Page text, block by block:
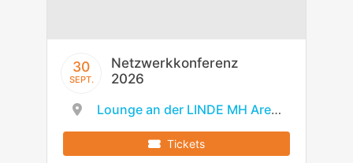
30
SEPT.
Netzwerkkonferenz
2026
Lounge an der LINDE MH Arena
Tickets